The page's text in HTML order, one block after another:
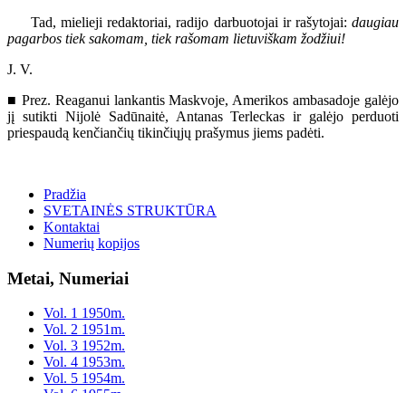
Tad, mielieji redaktoriai, radijo darbuotojai ir rašytojai: daugiau
pagarbos tiek sakomam, tiek rašomam lietuviškam žodžiui!
J. V.
■ Prez. Reaganui lankantis Maskvoje, Amerikos ambasadoje galėjo
jį sutikti Nijolė Sadūnaitė, Antanas Terleckas ir galėjo perduoti
priespaudą kenčiančių tikinčiųjų prašymus jiems padėti.
Pradžia
SVETAINĖS STRUKTŪRA
Kontaktai
Numerių kopijos
Metai, Numeriai
Vol. 1 1950m.
Vol. 2 1951m.
Vol. 3 1952m.
Vol. 4 1953m.
Vol. 5 1954m.